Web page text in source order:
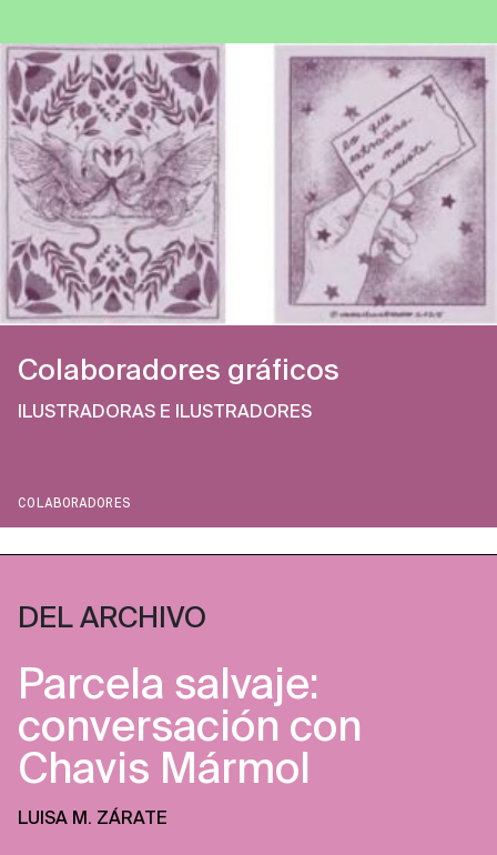
Colaboradores gráficos
ILUSTRADORAS E ILUSTRADORES
COLABORADORES
DEL ARCHIVO
Parcela salvaje:
conversación con
Chavis Mármol
LUISA M. ZÁRATE